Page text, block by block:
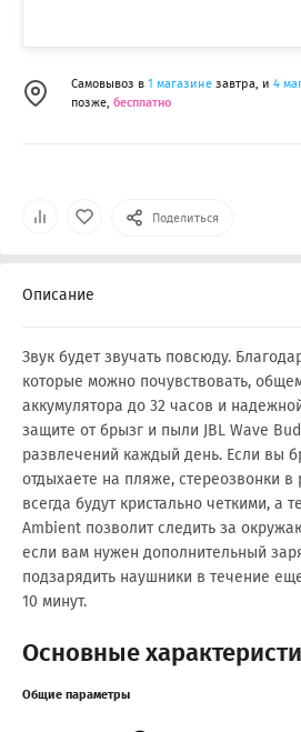
Поделиться
Самовывоз в 1 магазине завтра, и 4
позже, бесплатно
Описание
Звук будет звучать повсюду.
которые можно почувствовать,
аккумулятора до 32 часов и
защите от брызг и пыли JBL Wave
развлечений каждый день. Если вы
отдыхаете на пляже, стереозвонки
всегда будут кристально четкими, а
Ambient позволит следить за
если вам нужен дополнительный
подзарядить наушники в течение
10 минут.
Основные
Общие параметры